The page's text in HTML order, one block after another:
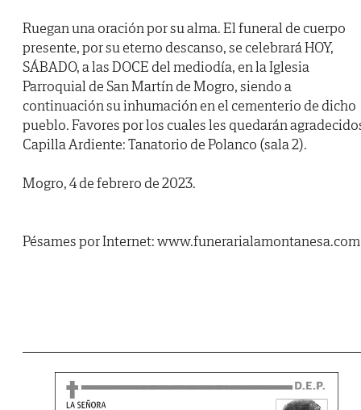
Ruegan una oración por su alma. El funeral de cuerpo
presente, por su eterno descanso, se celebrará HOY,
SÁBADO, a las DOCE del mediodía, en la Iglesia
Parroquial de San Martín de Mogro, siendo a
continuación su inhumación en el cementerio de dicho
pueblo. Favores por los cuales les quedarán
Capilla Ardiente: Tanatorio de Polanco (sala 2).
Mogro, 4 de febrero de 2023.
Pésames por Internet: www.funerarialamontanesa.com